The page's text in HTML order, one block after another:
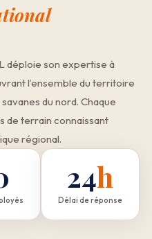
déploie son expertise à
l’ensemble du territoire
du nord. Chaque
de terrain connaissant
régional.
24h
Délai de réponse